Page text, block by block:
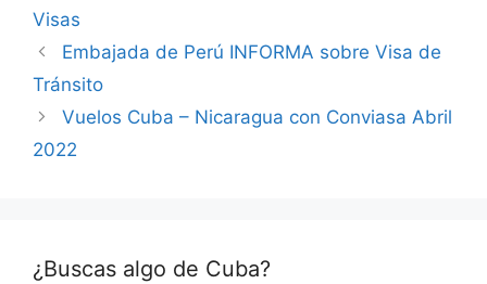
Visas
Embajada de Perú INFORMA sobre Visa de
Tránsito
Vuelos Cuba – Nicaragua con Conviasa Abril
2022
¿Buscas algo de Cuba?